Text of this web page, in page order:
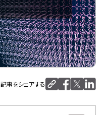
記事をシェアする